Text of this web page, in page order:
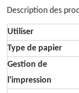
Description des
Utiliser
Type de papier
Gestion de
l'impression